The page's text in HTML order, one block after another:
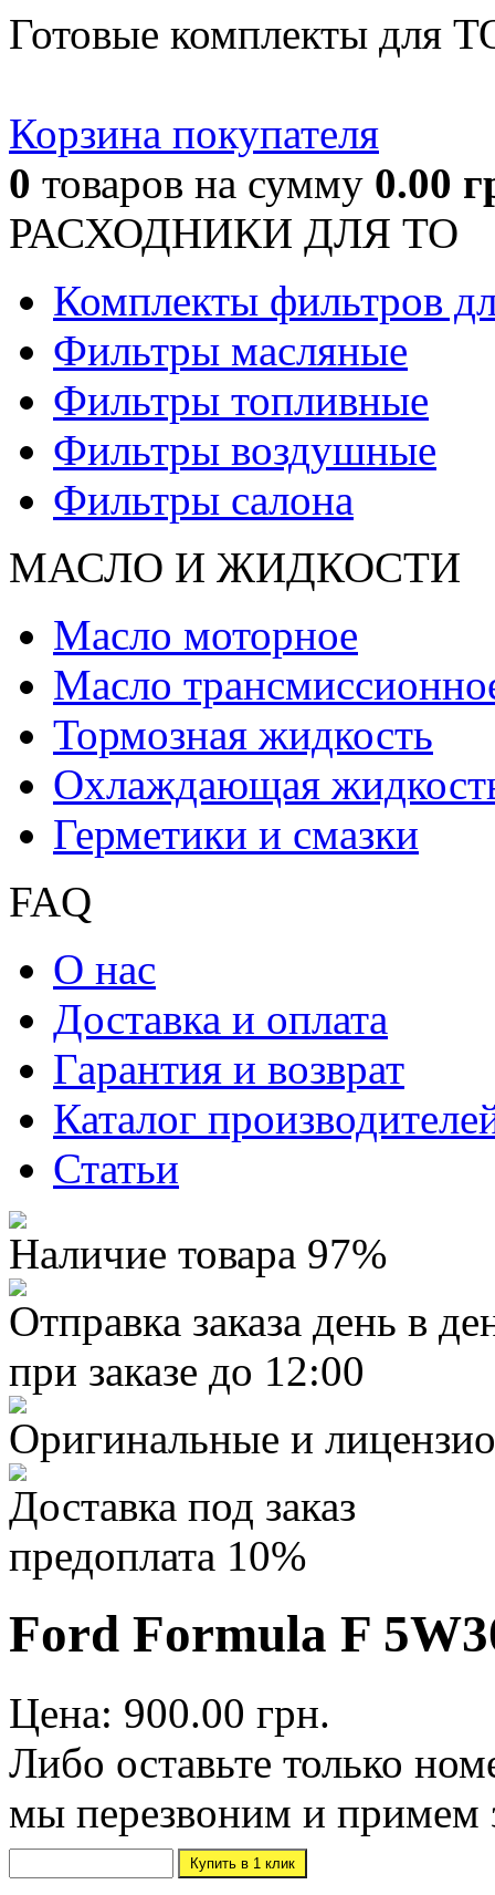
Готовые комплекты для
Корзина покупателя
0 товаров на сумму 0.00
РАСХОДНИКИ ДЛЯ ТО
Комплекты фильтров
Фильтры масляные
Фильтры топливные
Фильтры воздушные
Фильтры салона
МАСЛО И ЖИДКОCТИ
Масло моторное
Масло
Тормозная жидкость
Охлаждающая
Герметики и смазки
FAQ
О нас
Доставка и оплата
Гарантия и возврат
Каталог
Статьи
Наличие товара 97%
Отправка заказа день в
при заказе до 12:00
Оригинальные и
Доставка под заказ
предоплата 10%
Ford Formula F
Цена: 900.00 грн.
Либо оставьте только
мы перезвоним и примем